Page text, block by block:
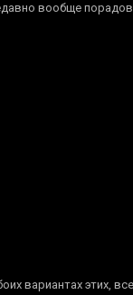
вообще
вариантах этих,